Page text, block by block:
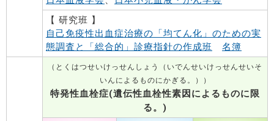
【 研究班 】
自己免疫性出血症治療の「均てん化」のための実
態調査と「総合的」診療指針の作成班
名簿
（とくはつせいけっせんしょう（いでんせいけっせんせいそ
いんによるものにかぎる。））
特発性血栓症(遺伝性血栓性素因によるものに限
る。)